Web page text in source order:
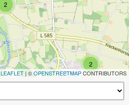
2
2
LEAFLET | ©OPENSTREETMAPCONTRIBUTORS